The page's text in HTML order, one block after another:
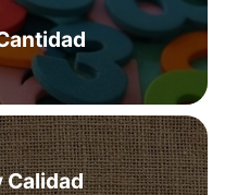
Calidad